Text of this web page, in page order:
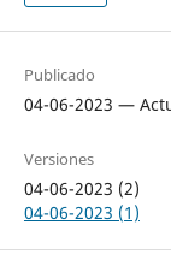
Publicado
04-06-2023 —
Versiones
04-06-2023 (2)
04-06-2023 (1)